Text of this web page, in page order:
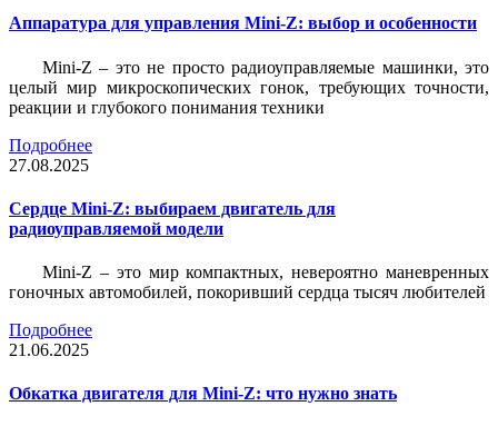
Аппаратура для управления Mini-Z: выбор и особенности
Mini-Z – это не просто радиоуправляемые машинки, это
целый мир микроскопических гонок, требующих точности,
реакции и глубокого понимания техники
Подробнее
27.08.2025
Сердце Mini-Z: выбираем двигатель для
радиоуправляемой модели
Mini-Z – это мир компактных, невероятно маневренных
гоночных автомобилей, покоривший сердца тысяч любителей
Подробнее
21.06.2025
Обкатка двигателя для Mini-Z: что нужно знать